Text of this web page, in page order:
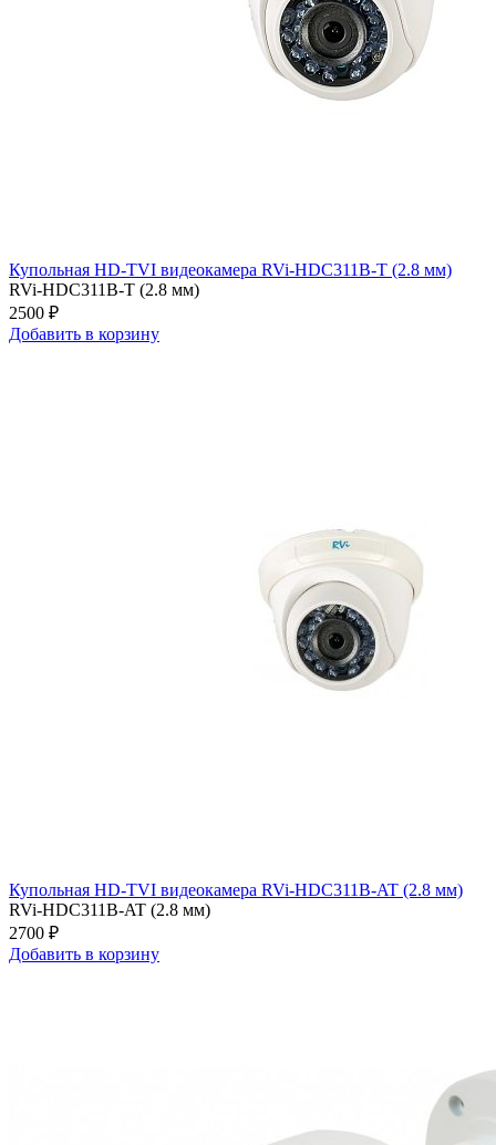
Купольная HD-TVI видеокамера RVi-HDC311B-Т (2.8 мм)
RVi-HDC311B-Т (2.8 мм)
2500 ₽
Добавить в корзину
Купольная HD-TVI видеокамера RVi-HDC311B-AT (2.8 мм)
RVi-HDC311B-AT (2.8 мм)
2700 ₽
Добавить в корзину